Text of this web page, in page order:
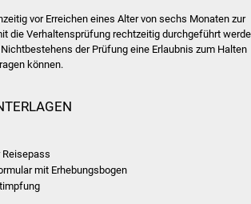
vor Erreichen eines Alter von sechs Monaten zur
die Verhaltensprüfung rechtzeitig durchgeführt
der Prüfung eine Erlaubnis zum Halten
können.
mit Erhebungsbogen